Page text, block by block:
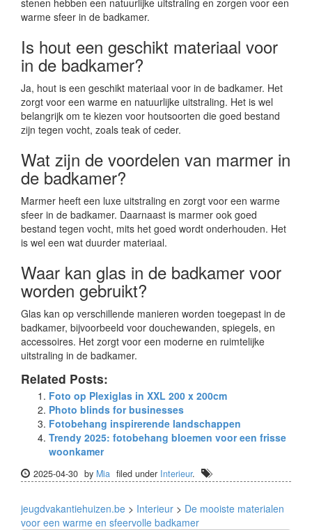
stenen hebben een natuurlijke uitstraling en zorgen voor een
warme sfeer in de badkamer.
Is hout een geschikt materiaal voor
in de badkamer?
Ja, hout is een geschikt materiaal voor in de badkamer. Het
zorgt voor een warme en natuurlijke uitstraling. Het is wel
belangrijk om te kiezen voor houtsoorten die goed bestand
zijn tegen vocht, zoals teak of ceder.
Wat zijn de voordelen van marmer in
de badkamer?
Marmer heeft een luxe uitstraling en zorgt voor een warme
sfeer in de badkamer. Daarnaast is marmer ook goed
bestand tegen vocht, mits het goed wordt onderhouden. Het
is wel een wat duurder materiaal.
Waar kan glas in de badkamer voor
worden gebruikt?
Glas kan op verschillende manieren worden toegepast in de
badkamer, bijvoorbeeld voor douchewanden, spiegels, en
accessoires. Het zorgt voor een moderne en ruimtelijke
uitstraling in de badkamer.
Related Posts:
Foto op Plexiglas in XXL 200 x 200cm
Photo blinds for businesses
Fotobehang inspirerende landschappen
Trendy 2025: fotobehang bloemen voor een frisse
woonkamer
2025-04-30 by Mia filed under Interieur.
jeugdvakantiehuizen.be > Interieur > De mooiste materialen
voor een warme en sfeervolle badkamer